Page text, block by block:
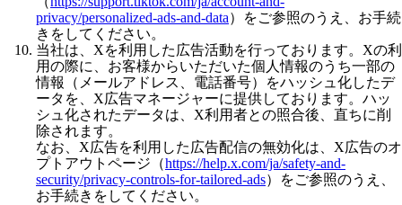
privacy/personalized-ads-and-data）をご参照のうえ、お手続
きをしてください。
当社は、Xを利用した広告活動を行っております。Xの利
用の際に、お客様からいただいた個人情報のうち一部の
情報（メールアドレス、電話番号）をハッシュ化したデ
ータを、X広告マネージャーに提供しております。ハッ
シュ化されたデータは、X利用者との照合後、直ちに削
除されます。
なお、X広告を利用した広告配信の無効化は、X広告のオ
プトアウトページ（https://help.x.com/ja/safety-and-
security/privacy-controls-for-tailored-ads）をご参照のうえ、
お手続きをしてください。